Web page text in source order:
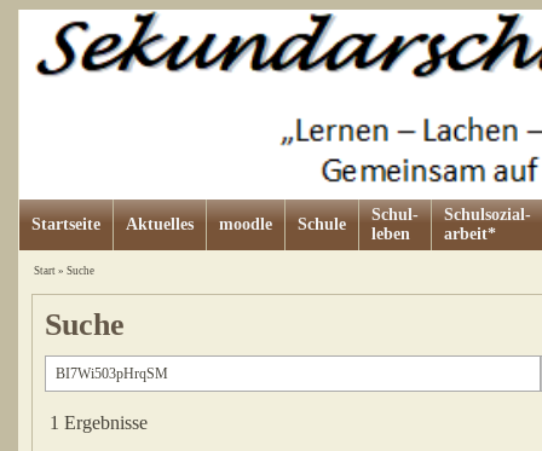
Startseite Aktuelles moodle Schule
Schul-
leben
Schulsozial-
arbeit*
Start» Suche
Suche
1 Ergebnisse